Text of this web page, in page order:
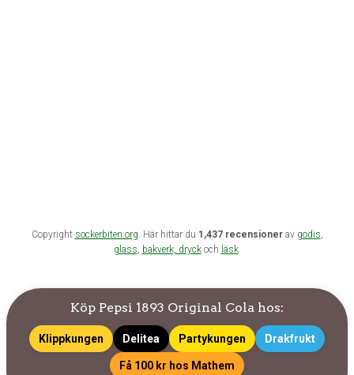
Köp Pepsi 1893 Original Cola hos:
Klippkungen Delitea Partykungen Drakfrukt
Få 100 kr hos Mathem
Copyright sockerbiten.org. Här hittar du 1,437 recensionerav godis,
glass, bakverk, dryckoch läsk.